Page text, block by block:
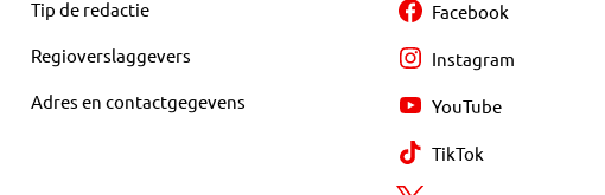
Tip de redactie
Regioverslaggevers
Adres en contactgegevens
Facebook
Instagram
YouTube
TikTok